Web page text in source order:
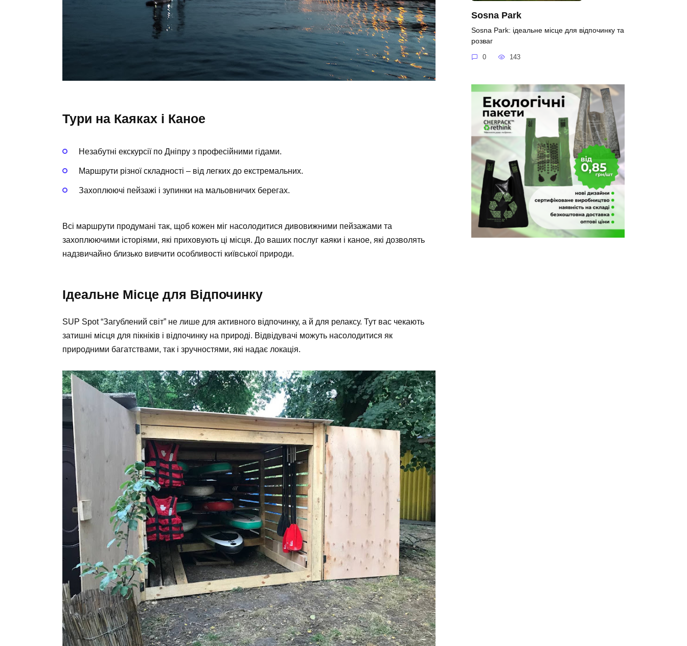
Тури на Каяках і Каное
Незабутні екскурсії по Дніпру з професійними гідами.
Маршрути різної складності – від легких до екстремальних.
Захоплюючі пейзажі і зупинки на мальовничих берегах.
Всі маршрути продумані так, щоб кожен міг насолодитися дивовижними пейзажами та
захоплюючими історіями, які приховують ці місця. До ваших послуг каяки і каное, які дозволять
надзвичайно близько вивчити особливості київської природи.
Ідеальне Місце для Відпочинку
SUP Spot “Загублений світ” не лише для активного відпочинку, а й для релаксу. Тут вас чекають
затишні місця для пікніків і відпочинку на природі. Відвідувачі можуть насолодитися як
природними багатствами, так і зручностями, які надає локація.
Sosna Park
Sosna Park: ідеальне місце для відпочинку та
розваг
0 143